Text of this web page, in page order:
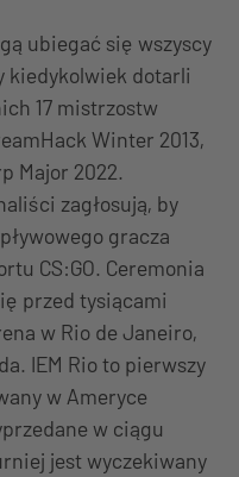
ubiegać się wszyscy
kiedykolwiek dotarli
17 mistrzostw
Winter 2013,
Major 2022.
zagłosują, by
gracza
CS:GO. Ceremonia
przed tysiącami
w Rio de Janeiro,
IEM Rio to pierwszy
w Ameryce
w ciągu
jest wyczekiwany